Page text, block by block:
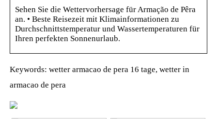
Sehen Sie die Wettervorhersage für Armação de Pêra
an. • Beste Reisezeit mit Klimainformationen zu
Durchschnittstemperatur und Wassertemperaturen für
Ihren perfekten Sonnenurlaub.
Keywords: wetter armacao de pera 16 tage, wetter in
armacao de pera